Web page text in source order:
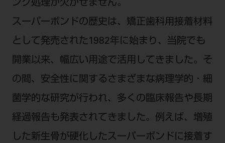
ング処理が欠かせません。
スーパーボンドの歴史は、矯正歯科用接着材料
として発売された1982年に始まり、当院でも
開業以来、幅広い用途で活用してきました。そ
の間、安全性に関するさまざまな病理学的・細
菌学的な研究が行われ、多くの臨床報告や長期
経過報告も発表されてきました。例えば、増殖
した新生骨が硬化したスーパーボンドに接着す